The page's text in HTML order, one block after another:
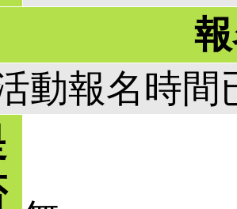
動報名時間